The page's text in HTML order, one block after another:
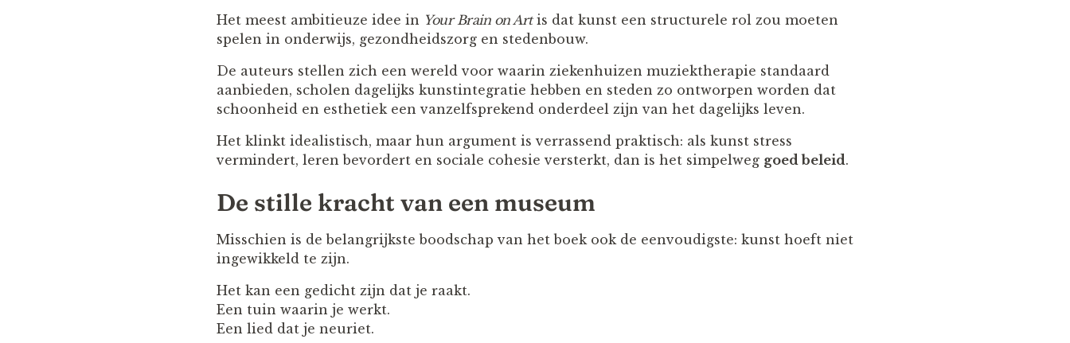
Het meest ambitieuze idee in Your Brain on Artis dat kunst een structurele rol zou moeten
spelen in onderwijs, gezondheidszorg en stedenbouw.
De auteurs stellen zich een wereld voor waarin ziekenhuizen muziektherapie standaard
aanbieden, scholen dagelijks kunstintegratie hebben en steden zo ontworpen worden dat
schoonheid en esthetiek een vanzelfsprekend onderdeel zijn van het dagelijks leven.
Het klinkt idealistisch, maar hun argument is verrassend praktisch: als kunst stress
vermindert, leren bevordert en sociale cohesie versterkt, dan is het simpelweg goed beleid.
De stille kracht van een museum
Misschien is de belangrijkste boodschap van het boek ook de eenvoudigste: kunst hoeft niet
ingewikkeld te zijn.
Het kan een gedicht zijn dat je raakt.
Een tuin waarin je werkt.
Een lied dat je neuriet.